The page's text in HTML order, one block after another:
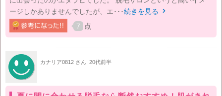
ージしかありませんでしたが、エ･･･続きを見る 
7 点
カナリア0812 さん 20代前半